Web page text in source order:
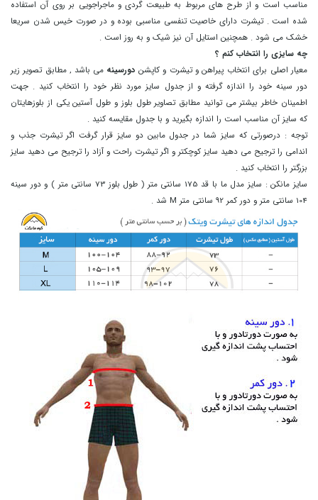
مناسب است و از طرح های مربوط به طبیعت گردی و ماجراجویی بر روی آن استفاده
شده است . تیشرت دارای خاصیت تنفسی مناسبی بوده و در صورت خیس شدن سریعا
خشک می شود . همچنین استایل آن نیز شیک و به روز است .
چه سایزی را انتخاب کنم ؟
معیار اصلی برای انتخاب پیراهن و تیشرت و کاپشن دورسینه می باشد , مطابق تصویر زیر
دور سینه خود را اندازه گرفته و از جدول سایز مورد نظر خود را انتخاب کنید . جهت
اطمینان خاطر بیشتر می توانید مطابق تصاویر طول بلوز و طول آستین یکی از بلوزهایتان
که سایز آن مناسب است را اندازه بگیرید و با جدول مقایسه کنید .
توجه : درصورتی که سایز شما در جدول مابین دو سایز قرار گرفت اگر تیشرت جذب و
اندامی را ترجیح می دهید سایز کوچکتر و اگر تیشرت راحت و آزاد را ترجیح می دهید سایز
بزرگتر را انتخاب کنید .
سایز مانکن :
سایز مدل ما با قد 175 سانتی متر ( طول بلوز 73 سانتی متر ) و دور سینه
104 سانتی متر و دور کمر 92 سانتی متر M شد .